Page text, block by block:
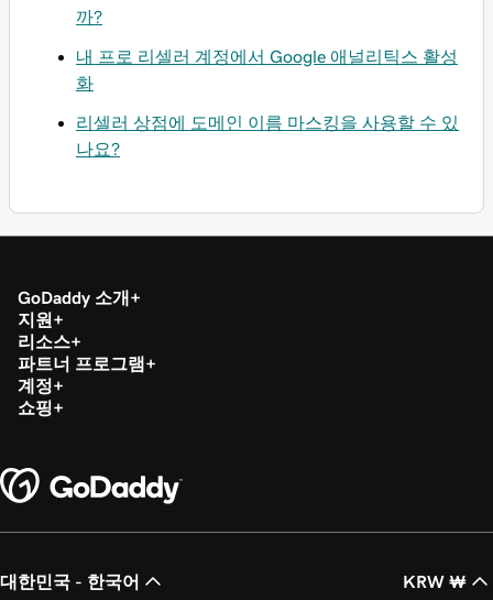
까?
내 프로 리셀러 계정에서 Google 애널리틱스 활성
화
리셀러 상점에 도메인 이름 마스킹을 사용할 수 있
나요?
GoDaddy 소개
지원
리소스
파트너 프로그램
계정
쇼핑
대한민국 - 한국어 KRW ₩